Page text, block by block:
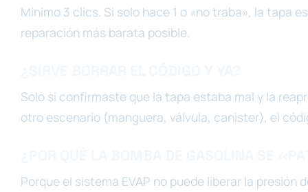
Mínimo 3 clics. Si solo hace 1 o «no traba», la tapa
reparación más barata posible.
Solo si confirmaste que la tapa estaba mal y la
otro escenario (manguera, válvula, canister), el
Porque el sistema EVAP no puede liberar la presión